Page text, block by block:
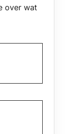
over wat